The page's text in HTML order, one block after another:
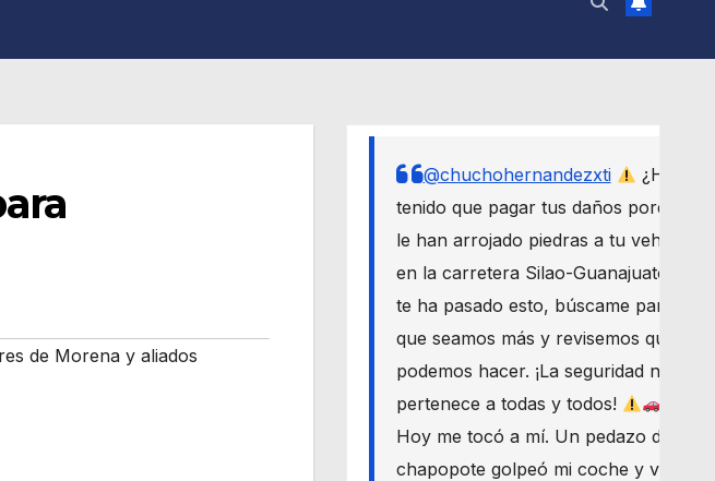
de Morena y aliados
@chuchohernandezxti
¿Has
tenido que pagar tus daños porque
le han arrojado piedras a tu vehículo
en la carretera Silao-Guanajuato? Si
te ha pasado esto, búscame para
que seamos más y revisemos qué
podemos hacer. ¡La seguridad nos
pertenece a todas y todos!
Hoy me tocó a mí. Un pedazo de
chapopote golpeó mi coche y vi